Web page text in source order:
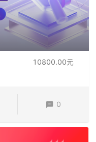
10800.00元
0